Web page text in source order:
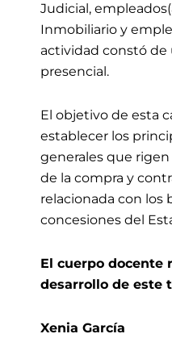
Judicial, empleados
Inmobiliario y
actividad constó de
presencial.
El objetivo de esta
establecer los
generales que
de la compra y
relacionada con los
concesiones del
El cuerpo docente
desarrollo de este
Xenia García